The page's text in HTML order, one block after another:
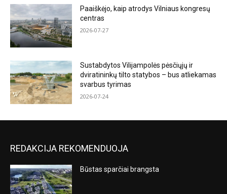
Paaiškėjo, kaip atrodys Vilniaus kongresų
centras
2026-07-27
Sustabdytos Vilijampolės pėsčiųjų ir
dviratininkų tilto statybos – bus atliekamas
svarbus tyrimas
2026-07-24
REDAKCIJA REKOMENDUOJA
Būstas sparčiai brangsta